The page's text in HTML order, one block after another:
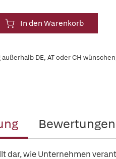
In den Warenkorb
DE, AT oder CH
Bewertungen
dar, wie Unternehmen